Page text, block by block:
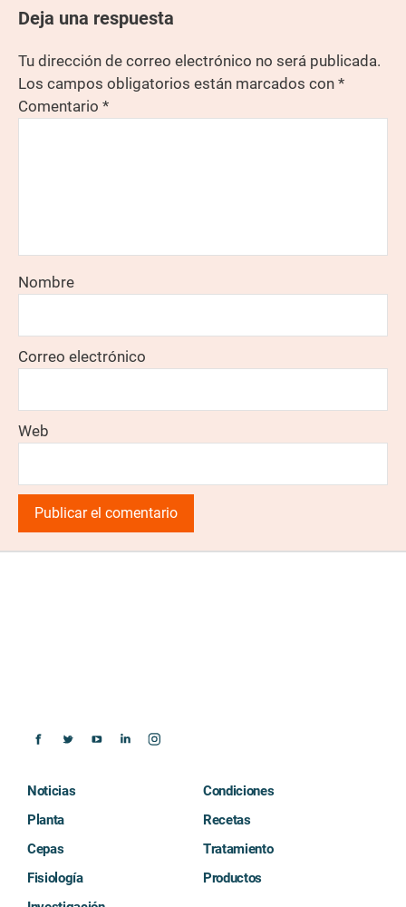
Deja una respuesta
Tu dirección de correo electrónico no será publicada.
Los campos obligatorios están marcados con *
Comentario *
Nombre
Correo electrónico
Web
Noticias
Planta
Cepas
Condiciones
Recetas
Tratamiento
Fisiología
Productos